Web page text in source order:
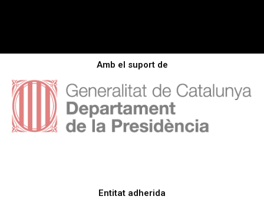
Amb el suport de
Entitat adherida